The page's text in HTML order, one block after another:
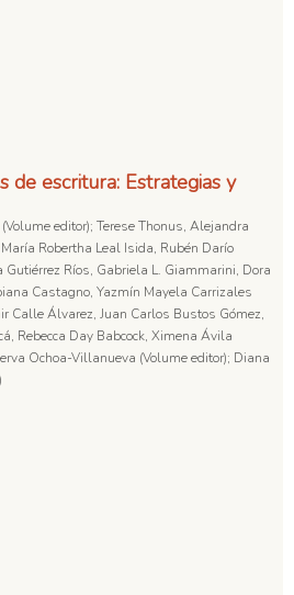
de escritura: Estrategias y
editor); Terese Thonus, Alejandra
Robertha Leal Isida, Rubén Darío
Gutiérrez Ríos, Gabriela L. Giammarini, Dora
Castagno, Yazmín Mayela Carrizales
Calle Álvarez, Juan Carlos Bustos Gómez,
Rebecca Day Babcock, Ximena Ávila
Ochoa-Villanueva (Volume editor); Diana